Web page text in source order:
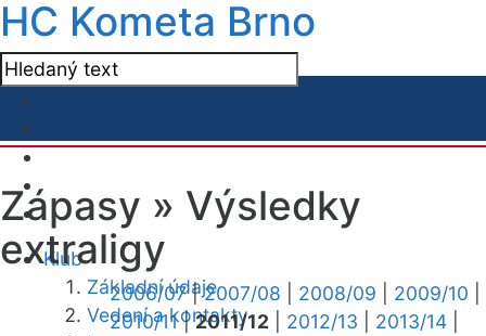
HC Kometa Brno
Klub
Základní údaje
Vedení a kontakty
Zápasy » Výsledky
extraligy
2006/07|2007/08 2008/09 2009/10
2010/11|2011/12 2012/13 2013/14